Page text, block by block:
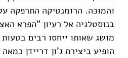
והמוּכּה. הרומנטיקה התרפקה
מושג שאותו ייחסו רבים
הופיע ביצירת ג'ון דריידן